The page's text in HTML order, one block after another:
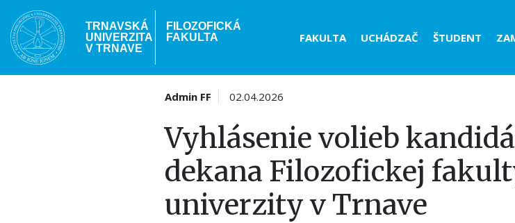
Skočiť
na
hlavný
obsah
TRNAVSKÁ
UNIVERZITA
V TRNAVE
FILOZOFICKÁ
FAKULTA
Header
FAKULTA UCHÁDZAČ ŠTUDENT
Admin FF 02.04.2026
Vyhlásenie volieb
dekana Filozofickej
univerzity v Trnave